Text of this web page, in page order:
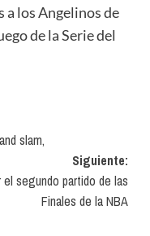
a los Angelinos de
de la Serie del
slam,
Siguiente:
segundo partido de las
Finales de la NBA